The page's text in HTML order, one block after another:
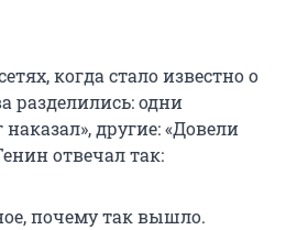
когда стало известно о
разделились: одни
другие: «Довели
отвечал так:
почему так вышло.